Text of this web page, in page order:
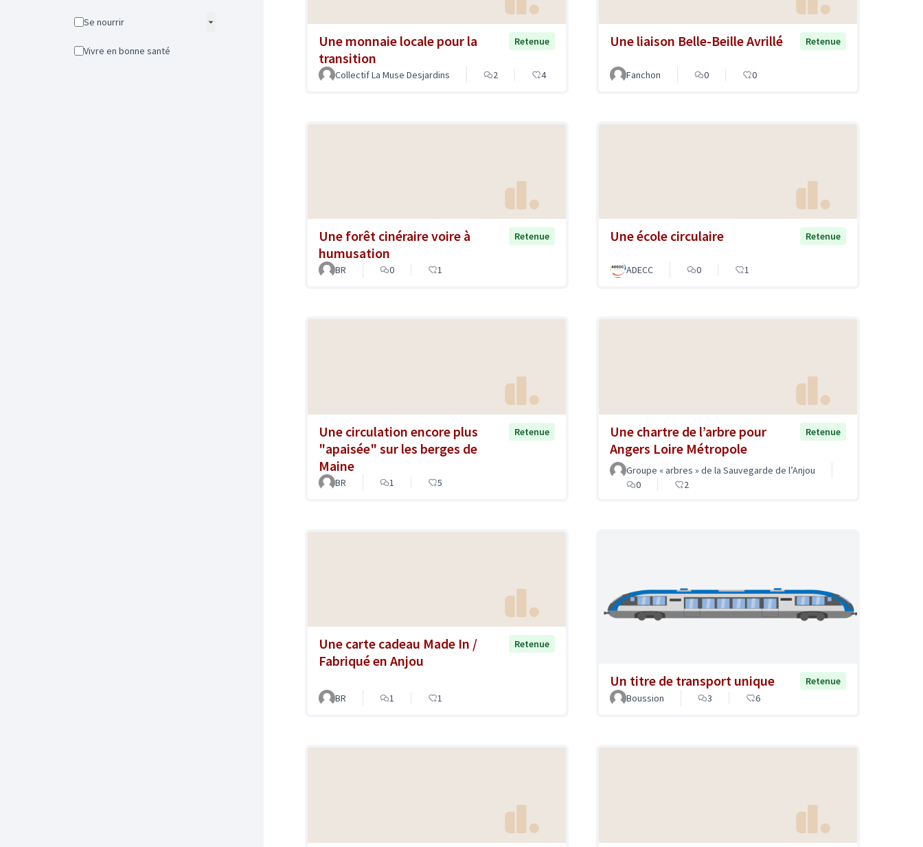
Se nourrir
Vivre en bonne santé
Une monnaie locale pour la
transition
Retenue
Collectif La Muse Desjardins 2 4
Une liaison Belle-Beille Avrillé Retenue
Fanchon 0 0
Une forêt cinéraire voire à
humusation
Retenue
BR 0 1
Une école circulaire Retenue
ADECC 0 1
Une circulation encore plus
"apaisée" sur les berges de
Maine
Retenue
BR 1 5
Une chartre de l’arbre pour
Angers Loire Métropole
Retenue
Groupe « arbres » de la Sauvegarde de l’Anjou
0
2
Une carte cadeau Made In /
Fabriqué en Anjou
Retenue
BR 1 1
Un titre de transport unique
Retenue
Boussion
3 6